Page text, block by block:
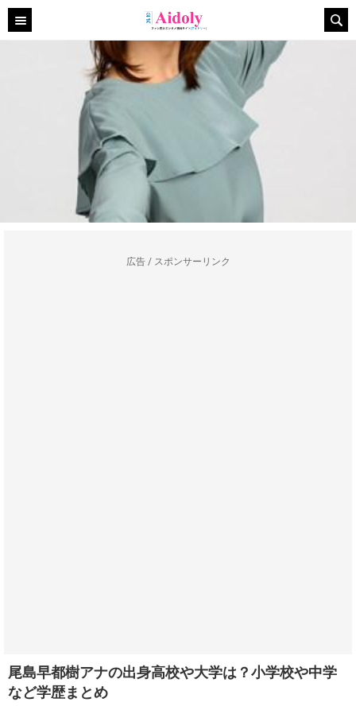
広告 / スポンサーリンク
尾島早都樹アナの出身高校や大学は？小学校や中学
など学歴まとめ